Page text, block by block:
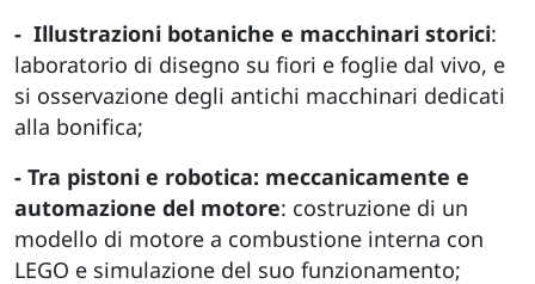
- Illustrazioni botaniche e macchinari storici:
laboratorio di disegno su fiori e foglie dal vivo, e
si osservazione degli antichi macchinari dedicati
alla bonifica;
- Tra pistoni e robotica: meccanicamente e
automazione del motore: costruzione di un
modello di motore a combustione interna con
LEGO e simulazione del suo funzionamento;